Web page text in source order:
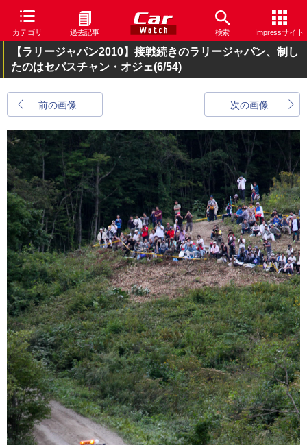
カテゴリ 過去記事 検索 Impressサイト
【ラリージャパン2010】接戦続きのラリージャパン、制し
たのはセバスチャン・オジェ(6/54)
前の画像 次の画像